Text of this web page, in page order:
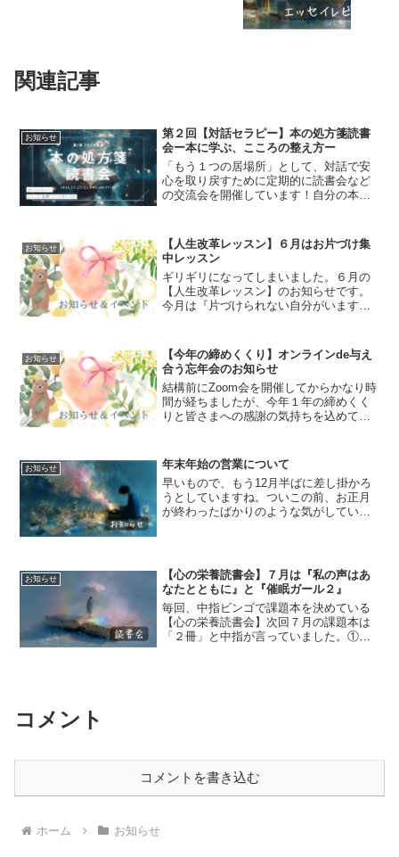
関連記事
お知らせ
第２回【対話セラピー】本の処方箋読書
会ー本に学ぶ、こころの整え方ー
「もう１つの居場所」として、対話で安
心を取り戻すために定期的に読書会など
の交流会を開催しています！自分の本棚
曜日開催にしようかと考えています。12
月も開催します！本が好...
お知らせ
【人生改革レッスン】６月はお片づけ集
中レッスン
ギリギリになってしまいました。６月の
【人生改革レッスン】のお知らせです。
今月は『片づけられない自分がいますぐ
熱が入りすぎ、告知が遅くなってしまい
ました。申し訳ありません...
お知らせ
【今年の締めくくり】オンラインde与え
合う忘年会のお知らせ
結構前にZoom会を開催してからかなり時
間が経ちましたが、今年１年の締めくく
りと皆さまへの感謝の気持ちを込めて
で参加費：無料申込締切：開催時間直前
まで申込...
お知らせ
年末年始の営業について
早いもので、もう12月半ばに差し掛かろ
うとしていますね。ついこの前、お正月
が終わったばかりのような気がしていま
質...
お知らせ
【心の栄養読書会】７月は『私の声はあ
なたとともに』と『催眠ガール２』
毎回、中指ビンゴで課題本を決めている
【心の栄養読書会】次回７月の課題本は
「２冊」と中指が言っていました。①ミ
コメント
コメントを書き込む
ホーム お知らせ